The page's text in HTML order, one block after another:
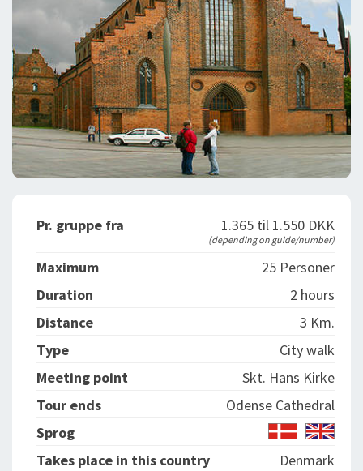
Pr. gruppe fra 1.365 til 1.550 DKK
(depending on guide/number)
Maximum
25 Personer
Duration
2 hours
Distance
3 Km.
Type
City walk
Meeting point
Skt. Hans Kirke
Tour ends
Odense Cathedral
Sprog
Takes place in this country
Denmark